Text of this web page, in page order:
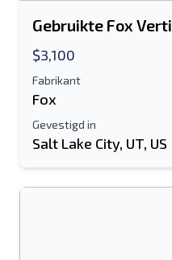
Gebruikte Fox
$3,100
Fabrikant
Fox
Gevestigd in
Salt Lake City, UT, US